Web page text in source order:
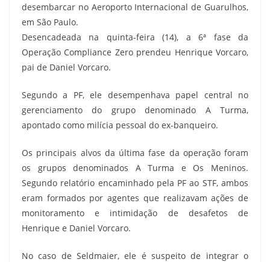
desembarcar no Aeroporto Internacional de Guarulhos,
em São Paulo.
Desencadeada na quinta-feira (14), a 6ª fase da
Operação Compliance Zero prendeu Henrique Vorcaro,
pai de Daniel Vorcaro.
Segundo a PF, ele desempenhava papel central no
gerenciamento do grupo denominado A Turma,
apontado como milícia pessoal do ex-banqueiro.
Os principais alvos da última fase da operação foram
os grupos denominados A Turma e Os Meninos.
Segundo relatório encaminhado pela PF ao STF, ambos
eram formados por agentes que realizavam ações de
monitoramento e intimidação de desafetos de
Henrique e Daniel Vorcaro.
No caso de Seldmaier, ele é suspeito de integrar o